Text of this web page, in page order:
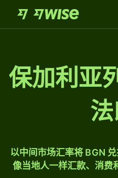
保加利亚
以中间市场汇率将 BGN
像当地人一样汇款、消费